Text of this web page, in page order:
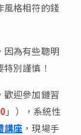
風格相符的錢
因為有些聰明
別謹慎！
歡迎參加鏈習
」），系統性
講座 ，現場手